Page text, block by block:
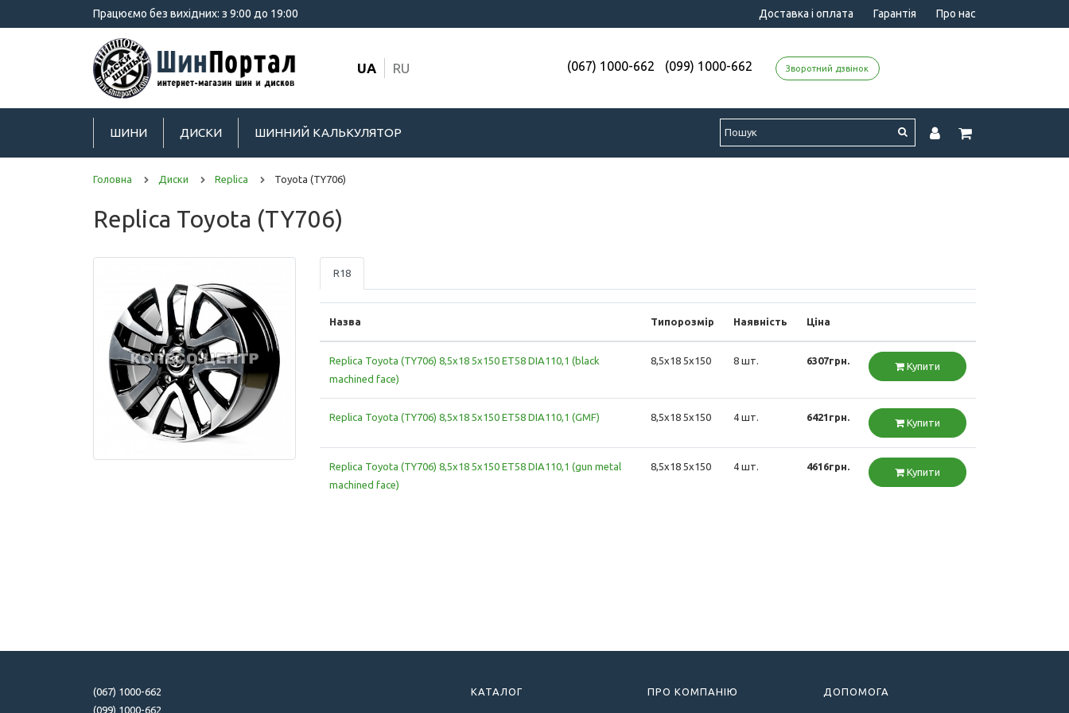
Працюємо без вихідних: з 9:00 до 19:00 Доставка і оплата Гарантія Про нас
UA RU (067) 1000-662 (099) 1000-662 Зворотний дзвінок
ШИНИ ДИСКИ ШИННИЙ КАЛЬКУЛЯТОР
Головна Диски Replica Toyota (TY706)
Replica Toyota (TY706)
R18
Назва Типорозмір Наявність Ціна
Replica Toyota (TY706) 8,5x18 5x150 ET58 DIA110,1 (black
machined face)
8,5x18 5x150 8 шт. 6307грн. Купити
Replica Toyota (TY706) 8,5x18 5x150 ET58 DIA110,1 (GMF) 8,5x18 5x150 4 шт. 6421грн. Купити
Replica Toyota (TY706) 8,5x18 5x150 ET58 DIA110,1 (gun metal
machined face)
8,5x18 5x150 4 шт. 4616грн. Купити
(067) 1000-662
(099) 1000-662
КАТАЛОГ ПРО КОМПАНІЮ ДОПОМОГА